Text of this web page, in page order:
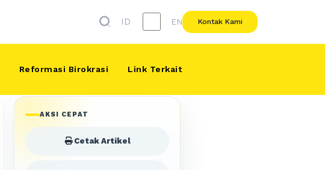
ID EN Kontak Kami
Reformasi Birokrasi Link Terkait
AKSI CEPAT
Cetak Artikel